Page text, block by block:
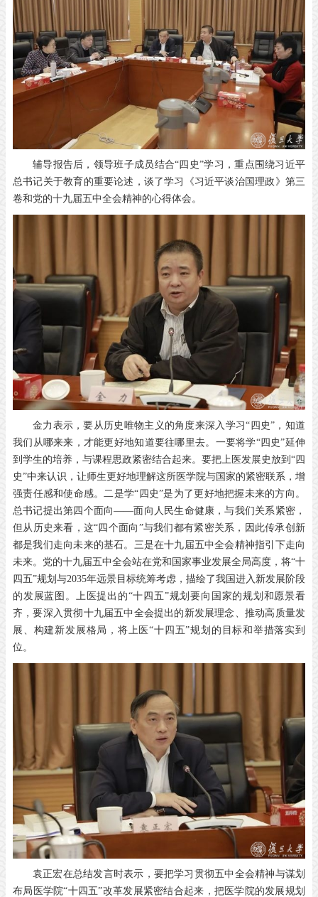
辅导报告后，领导班子成员结合“四史”学习，重点围绕习近平
总书记关于教育的重要论述，谈了学习《习近平谈治国理政》第三
卷和党的十九届五中全会精神的心得体会。
金力表示，要从历史唯物主义的角度来深入学习“四史”，知道
我们从哪来来，才能更好地知道要往哪里去。一要将学“四史”延伸
到学生的培养，与课程思政紧密结合起来。要把上医发展史放到“四
史”中来认识，让师生更好地理解这所医学院与国家的紧密联系，增
强责任感和使命感。二是学“四史”是为了更好地把握未来的方向。
总书记提出第四个面向——面向人民生命健康，与我们关系紧密，
但从历史来看，这“四个面向”与我们都有紧密关系，因此传承创新
都是我们走向未来的基石。三是在十九届五中全会精神指引下走向
未来。党的十九届五中全会站在党和国家事业发展全局高度，将“十
四五”规划与2035年远景目标统筹考虑，描绘了我国进入新发展阶段
的发展蓝图。上医提出的“十四五”规划要向国家的规划和愿景看
齐，要深入贯彻十九届五中全会提出的新发展理念、推动高质量发
展、构建新发展格局，将上医“十四五”规划的目标和举措落实到
位。
袁正宏在总结发言时表示，要把学习贯彻五中全会精神与谋划
布局医学院“十四五”改革发展紧密结合起来，把医学院的发展规划